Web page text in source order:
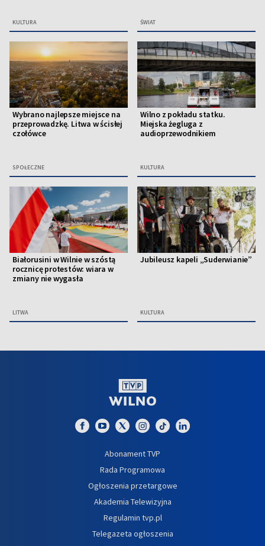
KULTURA ŚWIAT
Wybrano najlepsze miejsce na
przeprowadzkę. Litwa w ścisłej
czołówce
SPOŁECZNE
Wilno z pokładu statku.
Miejska żegluga z
audioprzewodnikiem
KULTURA
Białorusini w Wilnie w szóstą
rocznicę protestów: wiara w
zmiany nie wygasła
LITWA
Jubileusz kapeli „Suderwianie”
KULTURA
Abonament TVP
Rada Programowa
Ogłoszenia przetargowe
Akademia Telewizyjna
Regulamin tvp.pl
Telegazeta ogłoszenia